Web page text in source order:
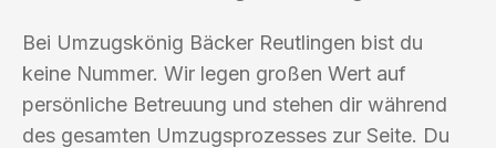
Bei Umzugskönig Bäcker Reutlingen bist du
keine Nummer. Wir legen großen Wert auf
persönliche Betreuung und stehen dir während
des gesamten Umzugsprozesses zur Seite. Du